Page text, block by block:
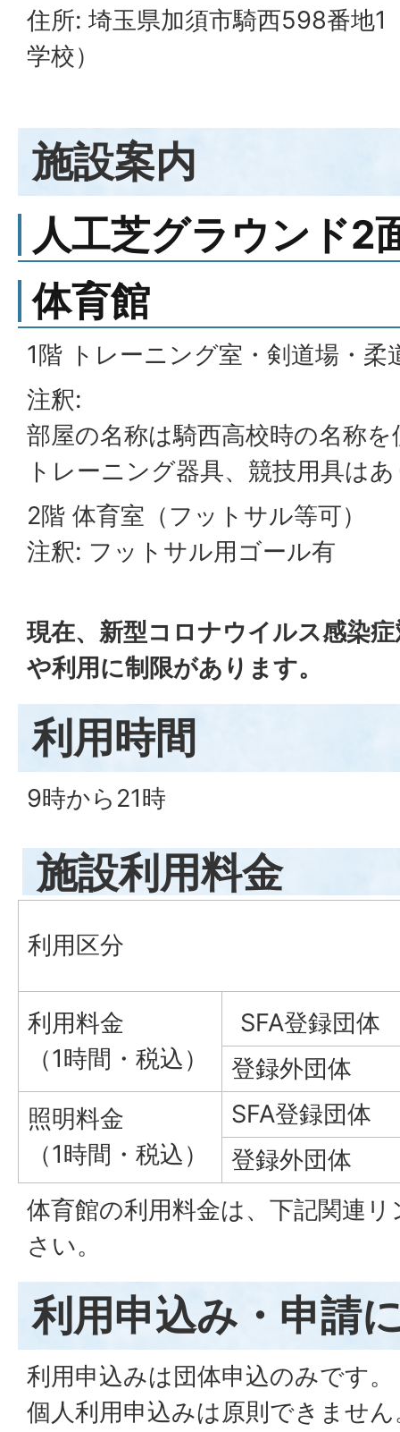
住所: 埼玉県加須市騎西598番地1
学校）
施設案内
人工芝グラウンド2
体育館
1階 トレーニング室・剣道場・柔
注釈:
部屋の名称は騎西高校時の名称
トレーニング器具、競技用具は
2階 体育室（フットサル等可）
注釈: フットサル用ゴール有
現在、新型コロナウイルス感染
や利用に制限があります。
利用時間
9時から21時
施設利用料金
利用区分
利用料金
（1時間・税込）
SFA登録団体
登録外団体
照明料金
（1時間・税込）
SFA登録団体
登録外団体
体育館の利用料金は、下記関連
さい。
利用申込み・申請
利用申込みは団体申込のみです。
個人利用申込みは原則できません